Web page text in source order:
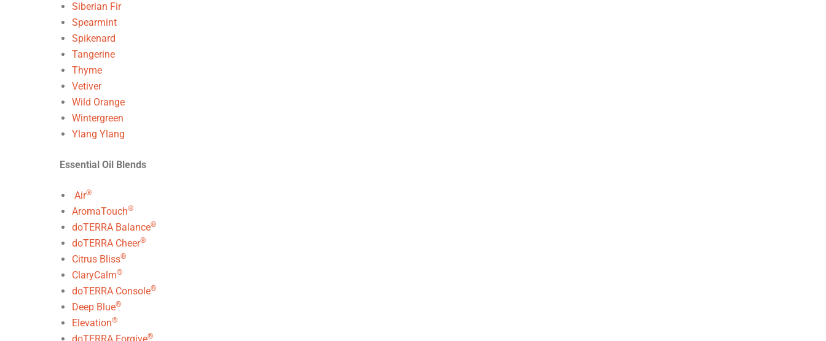
Siberian Fir
Spearmint
Spikenard
Tangerine
Thyme
Vetiver
Wild Orange
Wintergreen
Ylang Ylang
Essential Oil Blends
Air®
AromaTouch®
doTERRA Balance®
doTERRA Cheer®
Citrus Bliss®
ClaryCalm®
doTERRA Console®
Deep Blue®
Elevation®
®